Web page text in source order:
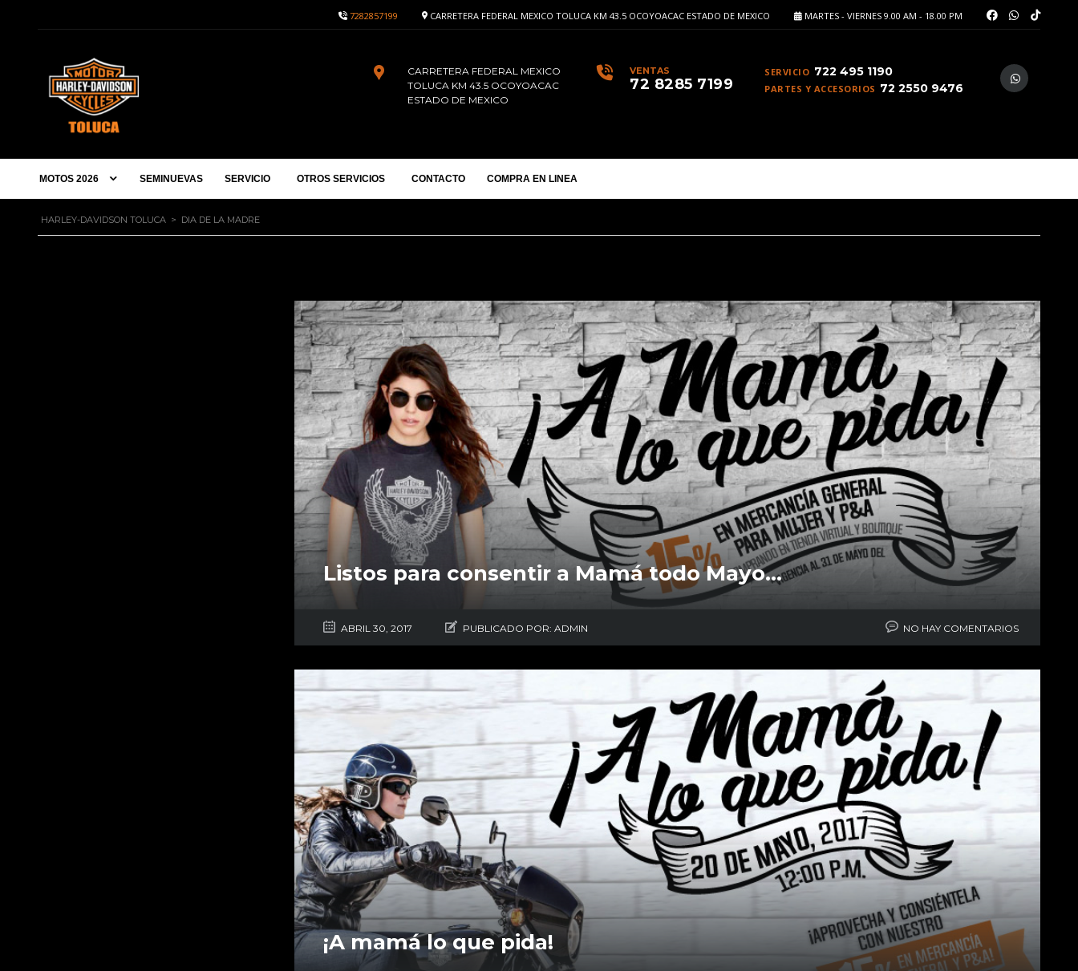
MARTES - VIERNES 9.00 AM - 18.00 PM
CARRETERA FEDERAL MEXICO TOLUCA KM 43.5 OCOYOACAC ESTADO DE MEXICO
7282857199
SERVICIO 722 495 1190
PARTES Y ACCESORIOS 72 2550 9476
VENTAS
72 8285 7199
CARRETERA FEDERAL MEXICO
TOLUCA KM 43.5 OCOYOACAC
ESTADO DE MEXICO
MOTOS 2026 SEMINUEVAS SERVICIO OTROS SERVICIOS CONTACTO COMPRA EN LINEA
HARLEY-DAVIDSON TOLUCA > DIA DE LA MADRE
Listos para consentir a Mamá todo Mayo…
ABRIL 30, 2017 PUBLICADO POR: ADMIN NO HAY COMENTARIOS
¡A mamá lo que pida!